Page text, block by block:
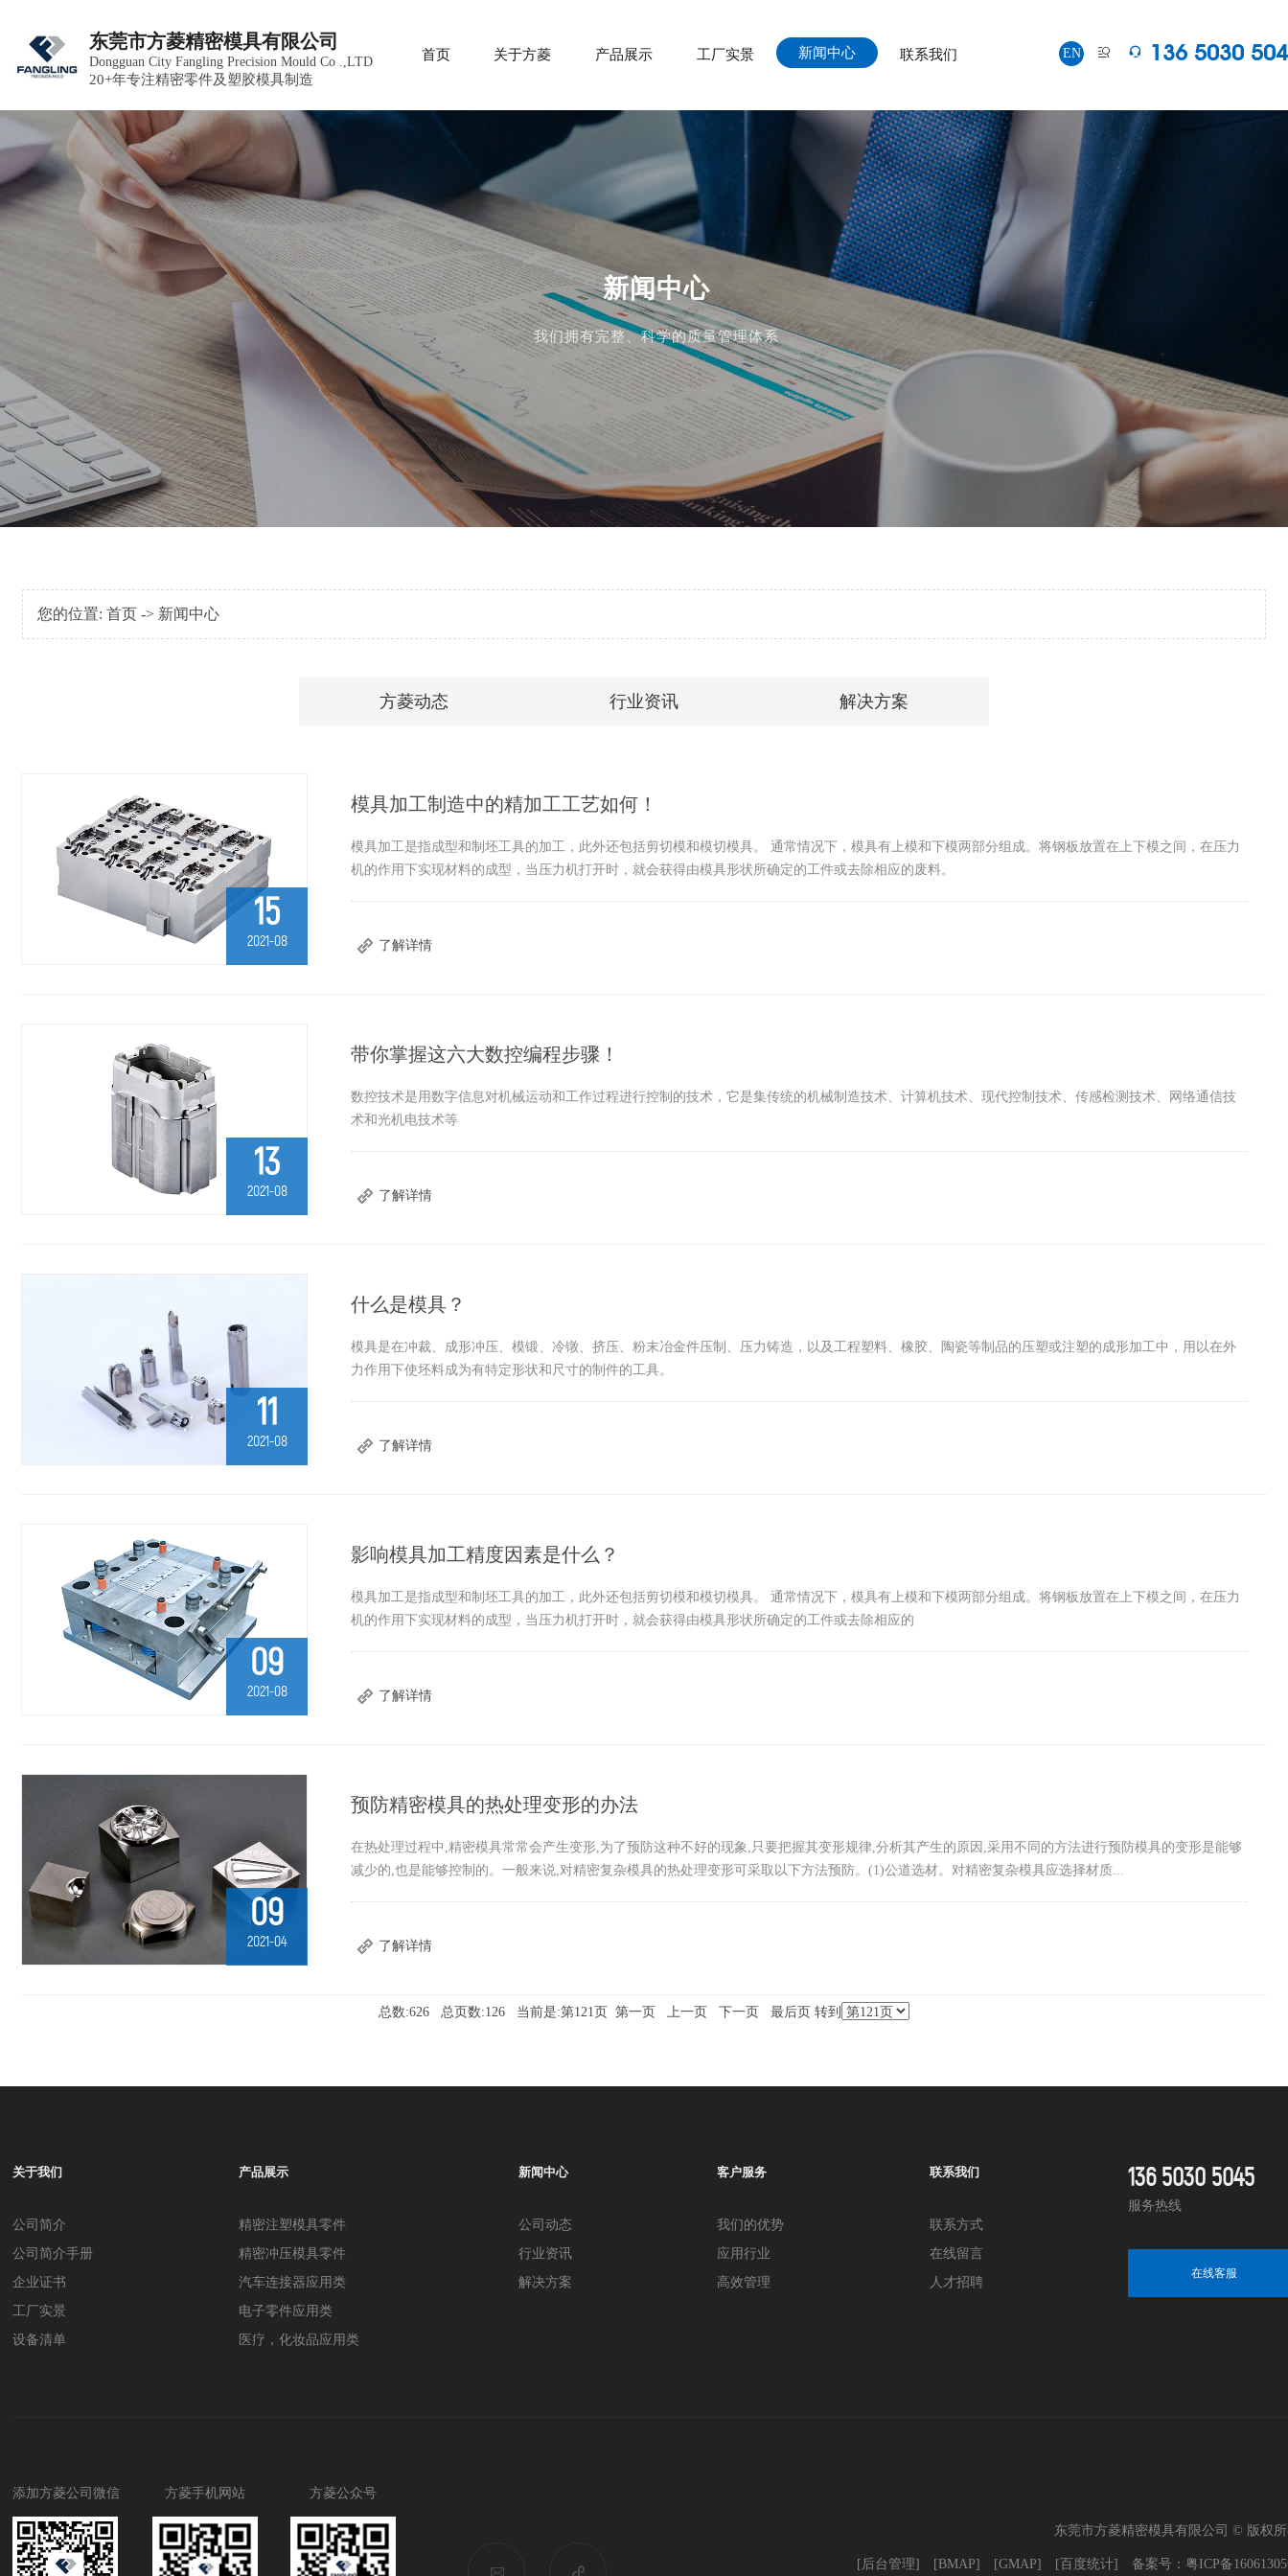
东莞市方菱精密模具有限公司
Dongguan City Fangling Precision Mould Co .,LTD
20+年专注精密零件及塑胶模具制造
首页 关于方菱 产品展示 工厂实景 新闻中心 联系我们 EN   136 5030
新闻中心
我们拥有完整、科学的质量管理体系
您的位置: 首页 -> 新闻中心
方菱动态 行业资讯 解决方案
15
2021-08
模具加工制造中的精加工工艺如何！
模具加工是指成型和制坯工具的加工，此外还包括剪切模和模切模具。 通常情况下，模具有上模和下模两部分组成。将钢板放置在上下模之间，在压力
机的作用下实现材料的成型，当压力机打开时，就会获得由模具形状所确定的工件或去除相应的废料。
了解详情
13
2021-08
带你掌握这六大数控编程步骤！
数控技术是用数字信息对机械运动和工作过程进行控制的技术，它是集传统的机械制造技术、计算机技术、现代控制技术、传感检测技术、网络通信技
术和光机电技术等
了解详情
11
2021-08
什么是模具？
模具是在冲裁、成形冲压、模锻、冷镦、挤压、粉末冶金件压制、压力铸造，以及工程塑料、橡胶、陶瓷等制品的压塑或注塑的成形加工中，用以在外
力作用下使坯料成为有特定形状和尺寸的制件的工具。
了解详情
09
2021-08
​影响模具加工精度因素是什么？
模具加工是指成型和制坯工具的加工，此外还包括剪切模和模切模具。 通常情况下，模具有上模和下模两部分组成。将钢板放置在上下模之间，在压力
机的作用下实现材料的成型，当压力机打开时，就会获得由模具形状所确定的工件或去除相应的
了解详情
09
2021-04
预防精密模具的热处理变形的办法
在热处理过程中,精密模具常常会产生变形,为了预防这种不好的现象,只要把握其变形规律,分析其产生的原因,采用不同的方法进行预防模具的变形是能够
减少的,也是能够控制的。一般来说,对精密复杂模具的热处理变形可采取以下方法预防。(1)公道选材。对精密复杂模具应选择材质...
了解详情
总数:626 总页数:126 当前是:第121页 第一页 上一页 下一页 最后页 转到
关于我们
公司简介
公司简介手册
企业证书
工厂实景
设备清单
产品展示
精密注塑模具零件
精密冲压模具零件
汽车连接器应用类
电子零件应用类
医疗，化妆品应用类
新闻中心
公司动态
行业资讯
解决方案
客户服务
我们的优势
应用行业
高效管理
联系我们
联系方式
在线留言
人才招聘
136 5030 5045
服务热线
在线客服
添加方菱公司微信 方菱手机网站 方菱公众号
 
东莞市方菱精密模具有限公司 © 版权
[后台管理] [BMAP] [GMAP] [百度统计] 备案号：粤ICP备